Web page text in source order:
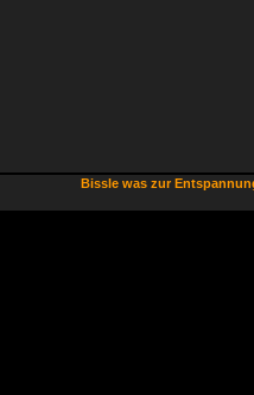
Bissle was zur